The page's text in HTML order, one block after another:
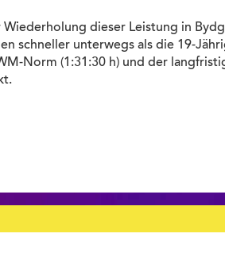
dieser Leistung in
schneller unterwegs als die 19-
Norm (1:31:30 h) und der